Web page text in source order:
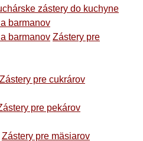
zástery do kuchyne
barmanov
barmanov Zástery pre
Zástery pre cukrárov
pre pekárov
Zástery pre mäsiarov